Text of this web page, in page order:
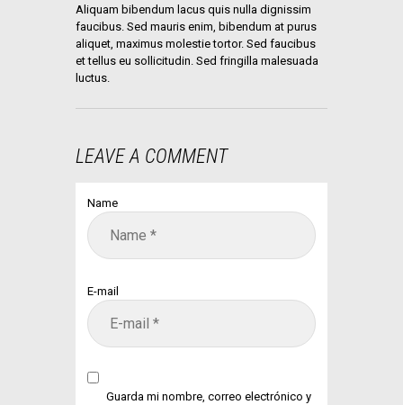
Aliquam bibendum lacus quis nulla dignissim
faucibus. Sed mauris enim, bibendum at purus
aliquet, maximus molestie tortor. Sed faucibus
et tellus eu sollicitudin. Sed fringilla malesuada
luctus.
LEAVE A COMMENT
Name
E-mail
Guarda mi nombre, correo electrónico y